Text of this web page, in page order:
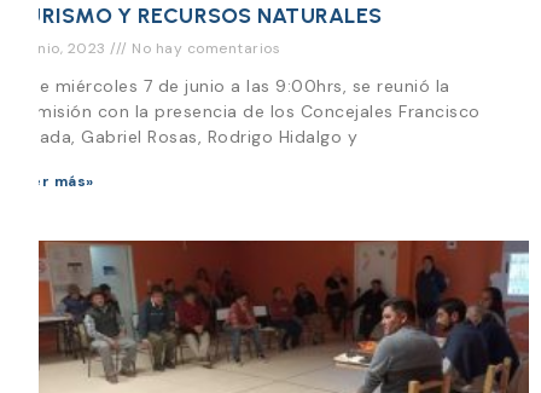
TURISMO Y RECURSOS NATURALES
7 junio, 2023 No hay comentarios
Este miércoles 7 de junio a las 9:00hrs, se reunió la
Comisión con la presencia de los Concejales Francisco
Parada, Gabriel Rosas, Rodrigo Hidalgo y
Leer más»